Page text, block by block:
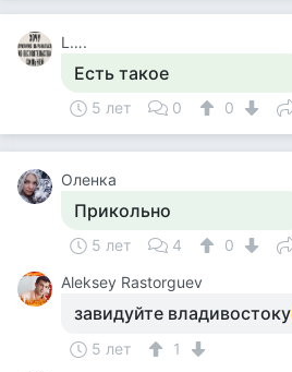
L….
Есть такое
5 лет 0 0
Оленка
Прикольно
5 лет 4
0
Aleksey Rastorguev
завидуйте владивостоку
5 лет
1